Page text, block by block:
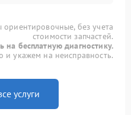
без учета
стоимости запчастей.
на бесплатную диагностику.
укажем на неисправность.
услуги